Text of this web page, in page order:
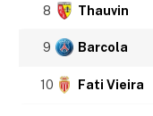
8 Thauvin
9 Barcola
10 Fati Vieira